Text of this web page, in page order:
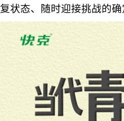
复状态、随时迎接挑战的确